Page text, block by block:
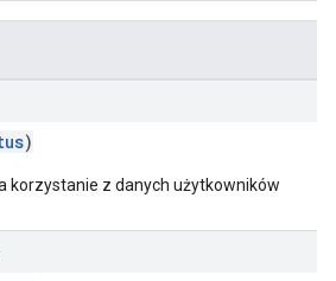
)
korzystanie z danych użytkowników